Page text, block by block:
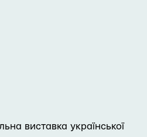
виставка української